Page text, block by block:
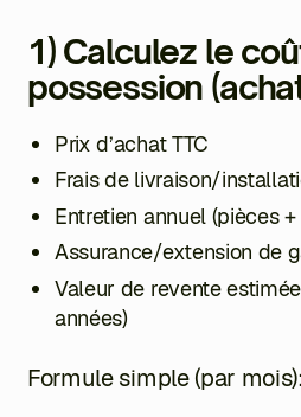
1) Calculez le
possession
Prix d’achat TTC
Frais de livraison/
Entretien annuel (pièces
Assurance/extension de
Valeur de revente
années)
Formule simple (par